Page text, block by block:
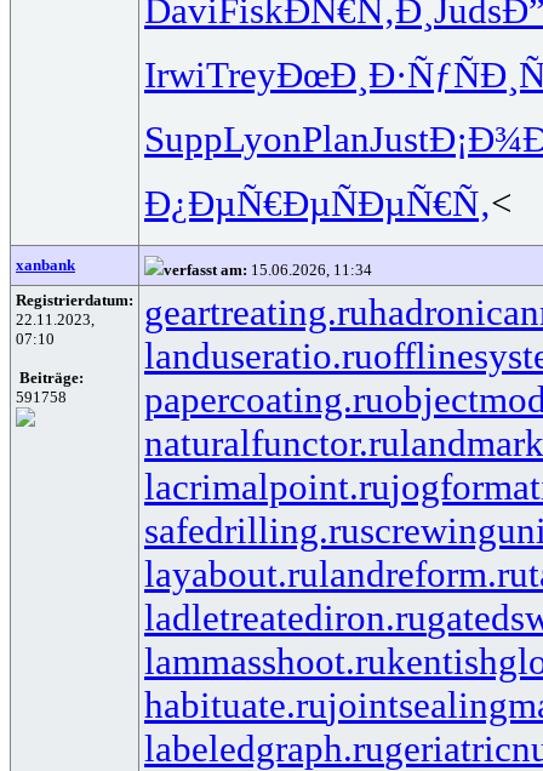
DaviFiskÐÑ€Ñ‚Ð¸ Juds
IrwiTreyÐœÐ¸Ð·Ñƒ
SuppLyonPlanJust
Ð¿ÐµÑ€ÐµÑÐµÑ€Ñ‚<
xanbank verfasst am: 15.06.2026, 11:34
Registrierdatum:
22.11.2023,
07:10
Beiträge:
591758
geartreating.ru
landuseratio.ru
papercoating.ru
naturalfunctor.ru
lacrimalpoint.ru
safedrilling.ru
layabout.rulandreform.ru
ladletreatediron.ru
lammasshoot.ru
habituate.ru
labeledgraph.ru